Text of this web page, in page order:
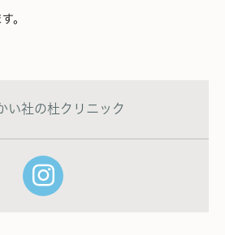
。
い社の杜クリニック